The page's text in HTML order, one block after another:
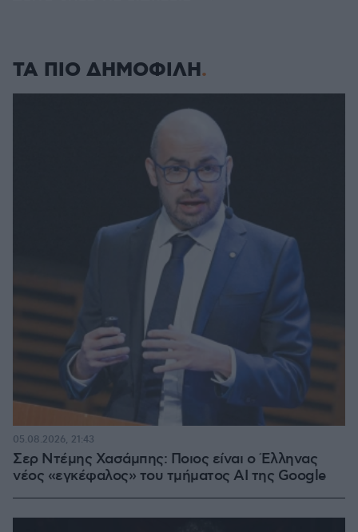
ΤΑ ΠΙΟ ΔΗΜΟΦΙΛΗ
Σερ Ντέμης Χασάμπης: Ποιος είναι ο Έλληνας
νέος «εγκέφαλος» του τμήματος AI της Google
05.08.2026, 21:43